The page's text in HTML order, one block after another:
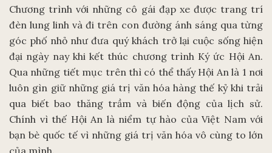
Chương trình với những cô gái đạp xe được trang trí
đèn lung linh và đi trên con đường ánh sáng qua từng
góc phố nhỏ như đưa quý khách trở lại cuộc sống hiện
đại ngày nay khi kết thúc chương trình Ký ức Hội An.
Qua những tiết mục trên thì có thể thấy Hội An là 1 nơi
luôn gìn giữ những giá trị văn hóa hàng thế kỷ khi trải
qua biết bao thăng trầm và biến động của lịch sử.
Chính vì thế Hội An là niểm tự hào của Việt Nam với
bạn bè quốc tế vì những giá trị văn hóa vô cùng to lớn